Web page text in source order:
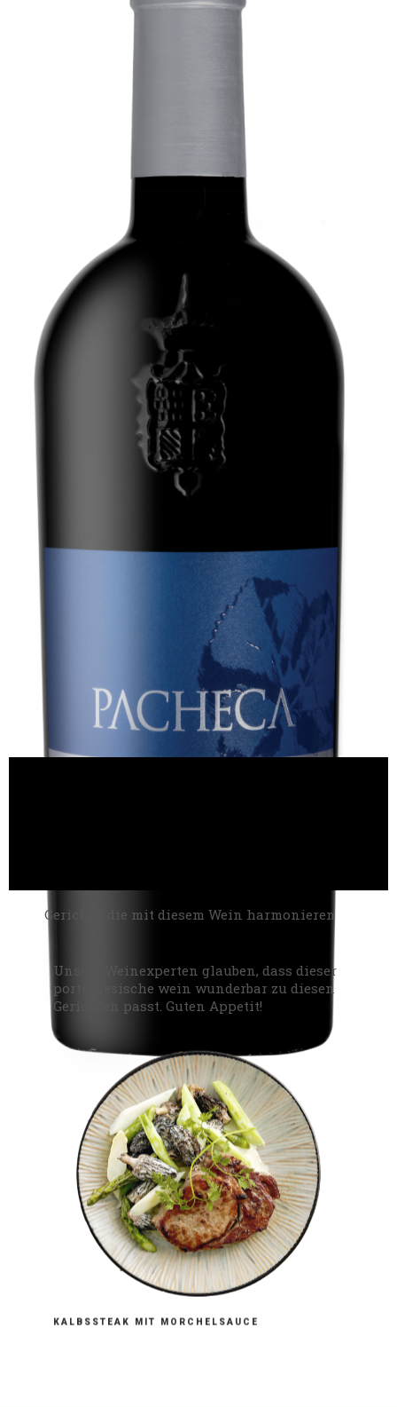
Gerichte, die mit diesem Wein harmonieren
Unsere Weinexperten glauben, dass dieser
portugiesische wein wunderbar zu diesen
Gerichten passt. Guten Appetit!
KALBSSTEAK MIT MORCHELSAUCE